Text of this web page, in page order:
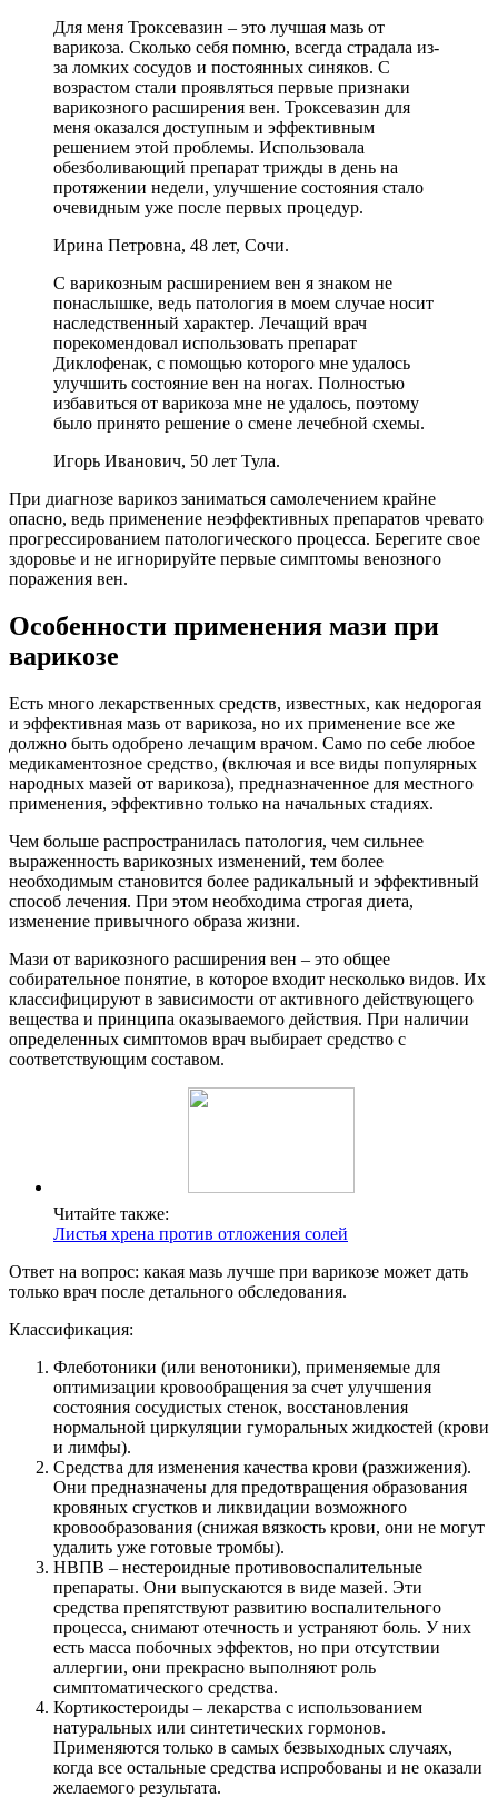
Для меня Троксевазин – это лучшая мазь от
варикоза. Сколько себя помню, всегда страдала из-
за ломких сосудов и постоянных синяков. С
возрастом стали проявляться первые признаки
варикозного расширения вен. Троксевазин для
меня оказался доступным и эффективным
решением этой проблемы. Использовала
обезболивающий препарат трижды в день на
протяжении недели, улучшение состояния стало
очевидным уже после первых процедур.
Ирина Петровна, 48 лет, Сочи.
С варикозным расширением вен я знаком не
понаслышке, ведь патология в моем случае носит
наследственный характер. Лечащий врач
порекомендовал использовать препарат
Диклофенак, с помощью которого мне удалось
улучшить состояние вен на ногах. Полностью
избавиться от варикоза мне не удалось, поэтому
было принято решение о смене лечебной схемы.
Игорь Иванович, 50 лет Тула.
При диагнозе варикоз заниматься самолечением крайне
опасно, ведь применение неэффективных препаратов чревато
прогрессированием патологического процесса. Берегите свое
здоровье и не игнорируйте первые симптомы венозного
поражения вен.
Особенности применения мази при
варикозе
Есть много лекарственных средств, известных, как недорогая
и эффективная мазь от варикоза, но их применение все же
должно быть одобрено лечащим врачом. Само по себе любое
медикаментозное средство, (включая и все виды популярных
народных мазей от варикоза), предназначенное для местного
применения, эффективно только на начальных стадиях.
Чем больше распространилась патология, чем сильнее
выраженность варикозных изменений, тем более
необходимым становится более радикальный и эффективный
способ лечения. При этом необходима строгая диета,
изменение привычного образа жизни.
Мази от варикозного расширения вен – это общее
собирательное понятие, в которое входит несколько видов. Их
классифицируют в зависимости от активного действующего
вещества и принципа оказываемого действия. При наличии
определенных симптомов врач выбирает средство с
соответствующим составом.
Читайте также:
Листья хрена против отложения солей
Ответ на вопрос: какая мазь лучше при варикозе может дать
только врач после детального обследования.
Классификация:
Флеботоники (или венотоники), применяемые для
оптимизации кровообращения за счет улучшения
состояния сосудистых стенок, восстановления
нормальной циркуляции гуморальных жидкостей (крови
и лимфы).
Средства для изменения качества крови (разжижения).
Они предназначены для предотвращения образования
кровяных сгустков и ликвидации возможного
кровообразования (снижая вязкость крови, они не могут
удалить уже готовые тромбы).
НВПВ – нестероидные противовоспалительные
препараты. Они выпускаются в виде мазей. Эти
средства препятствуют развитию воспалительного
процесса, снимают отечность и устраняют боль. У них
есть масса побочных эффектов, но при отсутствии
аллергии, они прекрасно выполняют роль
симптоматического средства.
Кортикостероиды – лекарства с использованием
натуральных или синтетических гормонов.
Применяются только в самых безвыходных случаях,
когда все остальные средства испробованы и не оказали
желаемого результата.